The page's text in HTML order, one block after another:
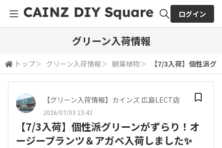
検索
ログイン
グリーン入荷情報
トップ＞ グリーン入荷情報＞ 観葉植物＞ 【7/3入荷】個性派グ
【グリーン入荷情報】カインズ 広島LECT店
2026/07/03 15:43
【7/3入荷】個性派グリーンがずらり！オ
ージープランツ＆アガベ入荷しました✨